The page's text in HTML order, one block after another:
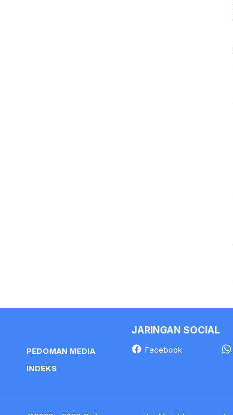
PEDOMAN MEDIA
INDEKS
JARINGAN SOCIAL
Facebook